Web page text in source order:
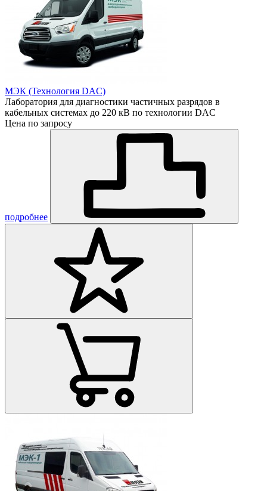
МЭК (Технология DAC)
Лаборатория для диагностики частичных разрядов в
кабельных системах до 220 кВ по технологии DAC
Цена по запросу
подробнее